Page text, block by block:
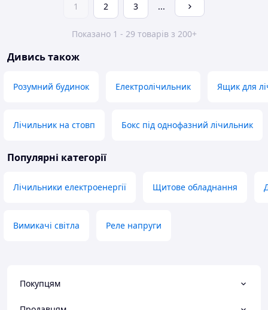
1 2 3 ...
Показано 1 - 29 товарів з 200+
Дивись також
Розумний будинок Електролічильник Ящик для
Лічильник на стовп Бокс під однофазний лічильник
Популярні категорії
Лічильники електроенергії Щитове обладнання
Вимикачі світла Реле напруги
Покупцям